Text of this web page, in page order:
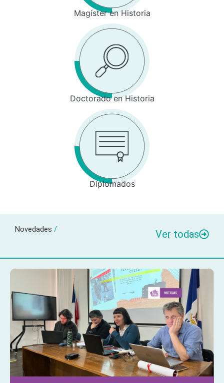
Magíster en Historia
Doctorado en Historia
Diplomados
Novedades / Ver todas